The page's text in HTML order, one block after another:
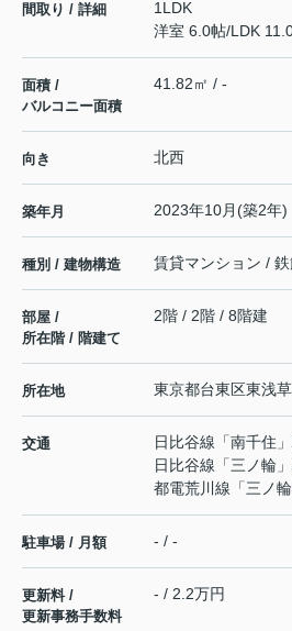
間取り / 詳細
1LDK
洋室 6.0帖/LDK
面積 /
バルコニー面積
41.82㎡ / -
向き 北西
築年月 2023年10月(築2年)
種別 / 建物構造 賃貸マンション /
部屋 /
所在階 / 階建て
2階 / 2階 / 8階建
所在地 東京都台東区東浅草
交通 日比谷線 「南千住
日比谷線 「三ノ輪
都電荒川線 「三ノ
駐車場 / 月額 - / -
更新料 /
更新事務手数料
- / 2.2万円